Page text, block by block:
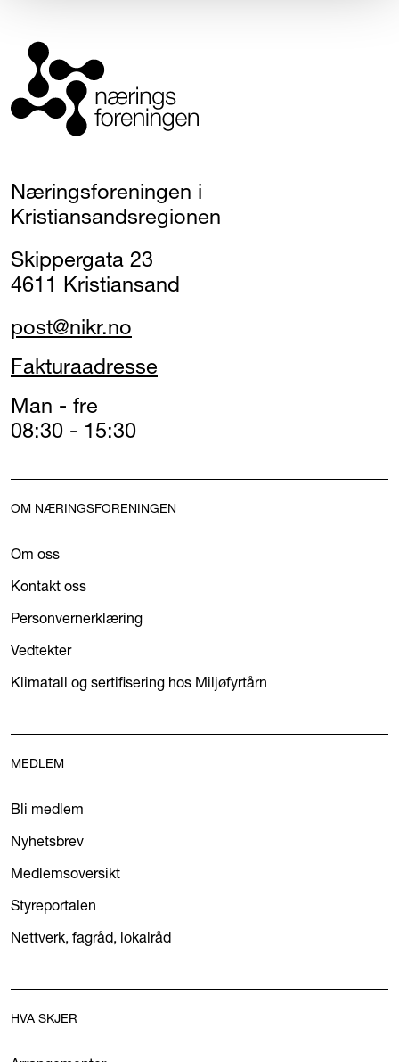
Næringsforeningen i
Kristiansandsregionen
Skippergata 23
4611 Kristiansand
post@nikr.no
Fakturaadresse
Man - fre
08:30 - 15:30
OM NÆRINGSFORENINGEN
Om oss
Kontakt oss
Personvernerklæring
Vedtekter
Klimatall og sertifisering hos Miljøfyrtårn
MEDLEM
Bli medlem
Nyhetsbrev
Medlemsoversikt
Styreportalen
Nettverk, fagråd, lokalråd
HVA SKJER